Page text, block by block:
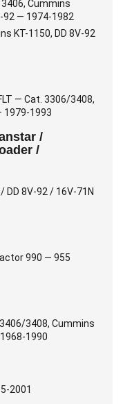
Cummins
92 — 1974-1982
KT-1150, DD 8V-92
— Cat. 3306/3408,
1979-1993
/
/
DD 8V-92 / 16V-71N
990 — 955
3408, Cummins
1990
2001